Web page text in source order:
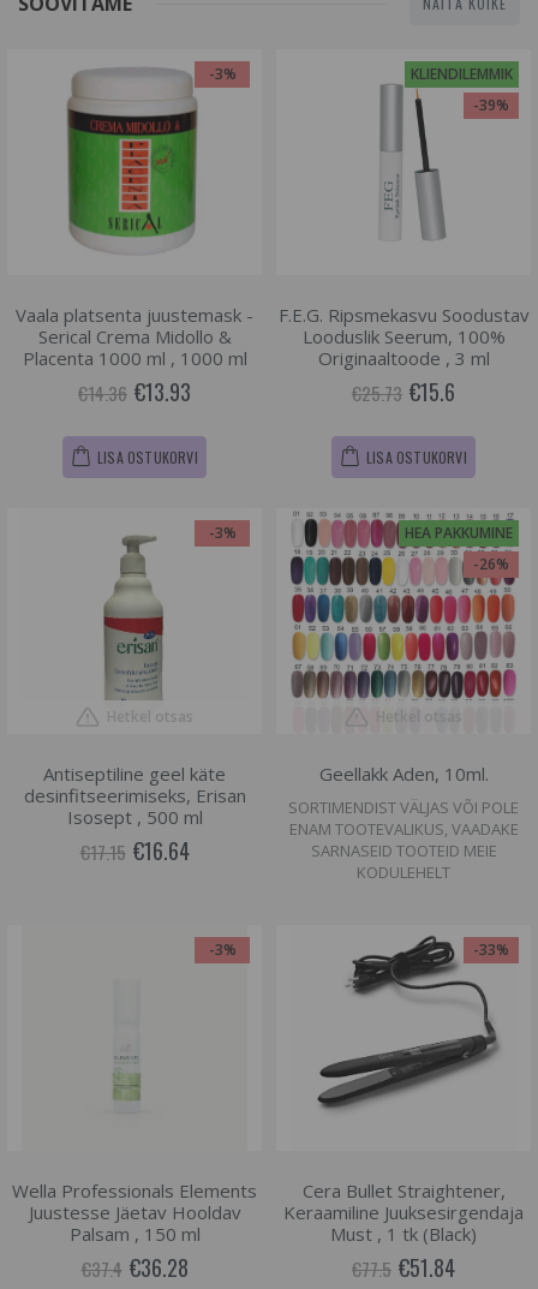
-3%
Vaala platsenta juustemask -
Serical Crema Midollo &
Placenta 1000 ml , 1000 ml
€14.36 €13.93
LISA OSTUKORVI
KLIENDILEMMIK
-39%
F.E.G. Ripsmekasvu Soodustav
Looduslik Seerum, 100%
Originaaltoode , 3 ml
€25.73 €15.6
LISA OSTUKORVI
-3%
Hetkel otsas
Antiseptiline geel käte
desinfitseerimiseks, Erisan
Isosept , 500 ml
€17.15 €16.64
HEA PAKKUMINE
-26%
Hetkel otsas
Geellakk Aden, 10ml.
SORTIMENDIST VÄLJAS VÕI POLE
ENAM TOOTEVALIKUS, VAADAKE
SARNASEID TOOTEID MEIE
KODULEHELT
-3%
Wella Professionals Elements
Juustesse Jäetav Hooldav
Palsam , 150 ml
€37.4 €36.28
-33%
Cera Bullet Straightener,
Keraamiline Juuksesirgendaja
Must , 1 tk (Black)
€77.5 €51.84